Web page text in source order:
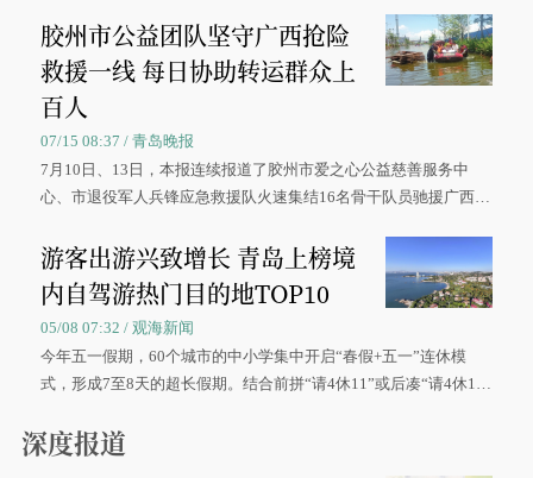
胶州市公益团队坚守广西抢险
救援一线 每日协助转运群众上
百人
07/15 08:37 / 青岛晚报
7月10日、13日，本报连续报道了胶州市爱之心公益慈善服务中
心、市退役军人兵锋应急救援队火速集结16名骨干队员驰援广西灾
游客出游兴致增长 青岛上榜境
内自驾游热门目的地TOP10
05/08 07:32 / 观海新闻
今年五一假期，60个城市的中小学集中开启“春假+五一”连休模
式，形成7至8天的超长假期。结合前拼“请4休11”或后凑“请4休1
深度报道